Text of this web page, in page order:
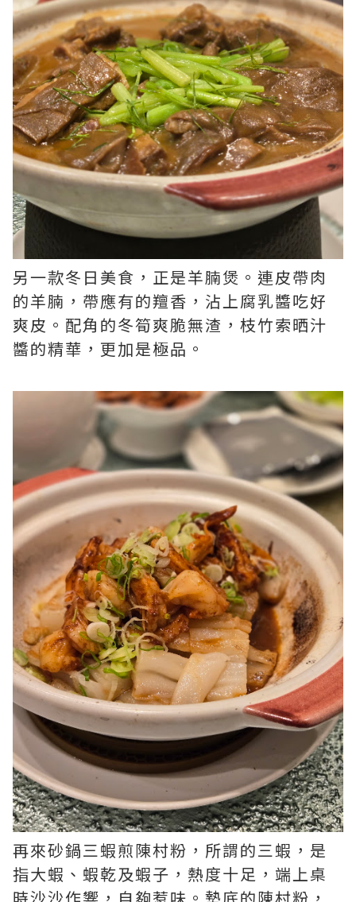
另一款冬日美食，正是羊腩煲。連皮帶肉
的羊腩，帶應有的羶香，沾上腐乳醬吃好
爽皮。配角的冬筍爽脆無渣，枝竹索晒汁
醬的精華，更加是極品。
再來砂鍋三蝦煎陳村粉，所謂的三蝦，是
指大蝦、蝦乾及蝦子，熱度十足，端上桌
時沙沙作響，自夠惹味。墊底的陳村粉，